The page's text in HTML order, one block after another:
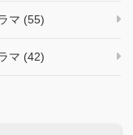
マ (55)
マ (42)